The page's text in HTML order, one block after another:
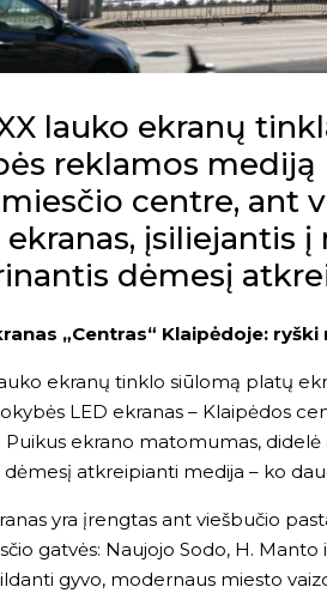
lauko ekranų
reklamos mediją
centre, ant
ekranas, įsiliejantis
dėmesį
„Centras“ Klaipėdoje:
ekranų tinklo siūlomą platų
LED ekranas – Klaipėdos
Puikus ekrano matomumas,
atkreipianti medija – ko
yra įrengtas ant viešbučio
gatvės: Naujojo Sodo, H.
gyvo, modernaus miesto